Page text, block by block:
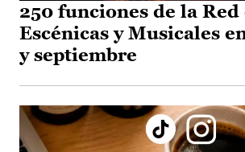
250 funciones de la Red
Escénicas y Musicales
y septiembre